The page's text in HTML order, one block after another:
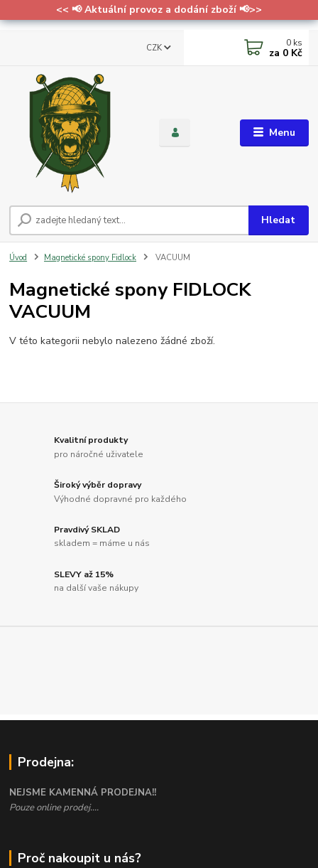
<< 📢 Aktuální provoz a dodání zboží 📢>>
Menu
CZK
Hledat
0 ks
za 0 Kč
Úvod Magnetické spony Fidlock VACUUM
Magnetické spony FIDLOCK
VACUUM
V této kategorii nebylo nalezeno žádné zboží.
Kvalitní produkty
pro náročné uživatele
Široký výběr dopravy
Výhodné dopravné pro každého
Pravdivý SKLAD
skladem = máme u nás
SLEVY až 15%
na další vaše nákupy
Prodejna:
NEJSME KAMENNÁ PRODEJNA!!
Pouze online prodej....
Proč nakoupit u nás?